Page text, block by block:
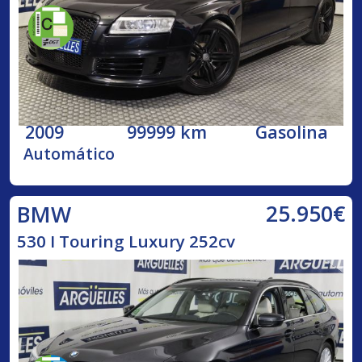
2009 99999 km Gasolina
Automático
BMW 25.950€
530 I Touring Luxury 252cv